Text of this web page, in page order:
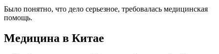
Было понятно, что дело серьезное, требовалась медицинская
помощь.
Медицина в Китае